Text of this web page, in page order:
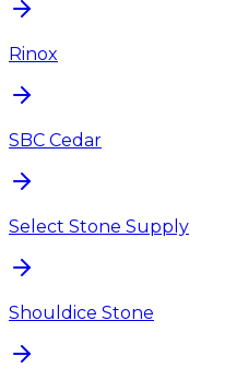
Rinox
SBC Cedar
Select Stone Supply
Shouldice Stone